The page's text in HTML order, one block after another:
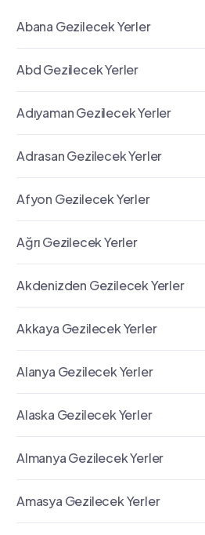
Abana Gezilecek Yerler
Abd Gezilecek Yerler
Adıyaman Gezilecek Yerler
Adrasan Gezilecek Yerler
Afyon Gezilecek Yerler
Ağrı Gezilecek Yerler
Akdenizden Gezilecek Yerler
Akkaya Gezilecek Yerler
Alanya Gezilecek Yerler
Alaska Gezilecek Yerler
Almanya Gezilecek Yerler
Amasya Gezilecek Yerler